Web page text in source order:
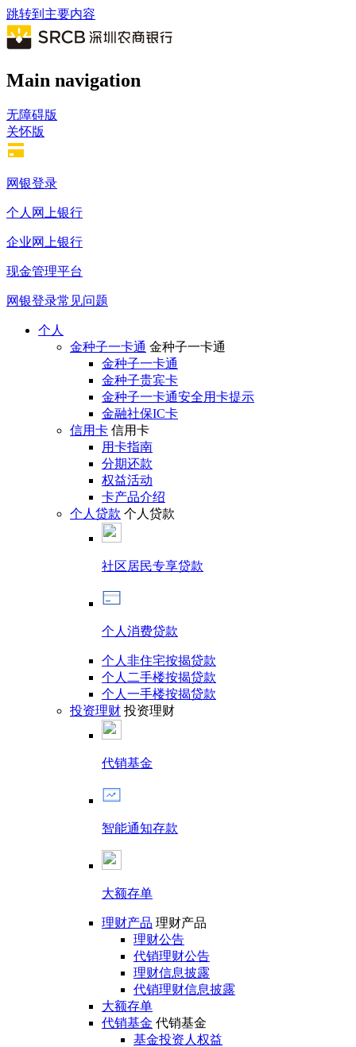
跳转到主要内容
Main navigation
无障碍版
关怀版
网银登录
个人网上银行
企业网上银行
现金管理平台
网银登录常见问题
个人
金种子一卡通 金种子一卡通
金种子一卡通
金种子贵宾卡
金种子一卡通安全用卡提示
金融社保IC卡
信用卡 信用卡
用卡指南
分期还款
权益活动
卡产品介绍
个人贷款 个人贷款
社区居民专享贷款
个人消费贷款
个人非住宅按揭贷款
个人二手楼按揭贷款
个人一手楼按揭贷款
投资理财 投资理财
代销基金
智能通知存款
大额存单
理财产品 理财产品
理财公告
代销理财公告
理财信息披露
代销理财信息披露
大额存单
代销基金 代销基金
基金投资人权益